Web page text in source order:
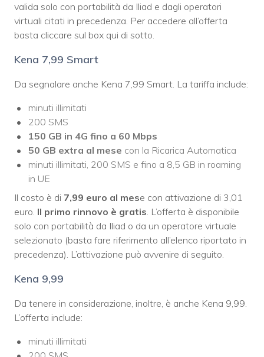
valida solo con portabilità da Iliad e dagli operatori
virtuali citati in precedenza. Per accedere all’offerta
basta cliccare sul box qui di sotto.
Kena 7,99 Smart
Da segnalare anche Kena 7,99 Smart. La tariffa include:
minuti illimitati
200 SMS
150 GB in 4G fino a 60 Mbps
50 GB extra al mese con la Ricarica Automatica
minuti illimitati, 200 SMS e fino a 8,5 GB in roaming
in UE
Il costo è di 7,99 euro al mese con attivazione di 3,01
euro. Il primo rinnovo è gratis. L’offerta è disponibile
solo con portabilità da Iliad o da un operatore virtuale
selezionato (basta fare riferimento all’elenco riportato in
precedenza). L’attivazione può avvenire di seguito.
Kena 9,99
Da tenere in considerazione, inoltre, è anche Kena 9,99.
L’offerta include:
minuti illimitati